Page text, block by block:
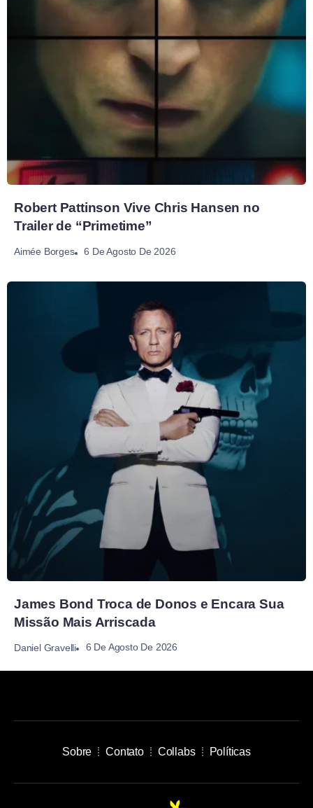
Robert Pattinson Vive Chris Hansen no
Trailer de “Primetime”
Aimée Borges 6 De Agosto De 2026
James Bond Troca de Donos e Encara Sua
Missão Mais Arriscada
Daniel Gravelli 6 De Agosto De 2026
Sobre Contato Collabs Políticas